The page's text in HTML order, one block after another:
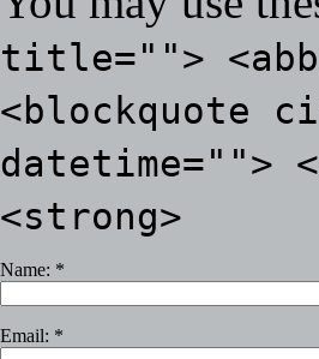
title="">
<blockquote
datetime="">
<strong>
Name: *
Email: *